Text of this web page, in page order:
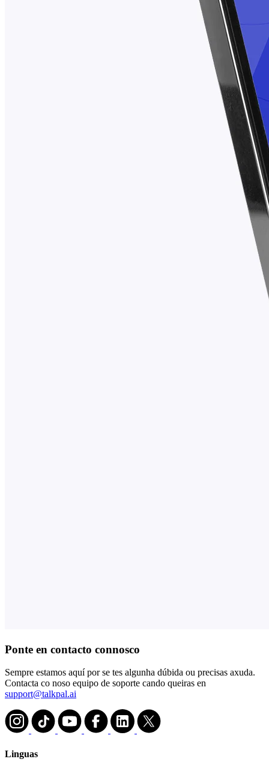
Ponte en contacto connosco
Sempre estamos aquí por se tes algunha dúbida ou precisas axuda.
Contacta co noso equipo de soporte cando queiras en
support@talkpal.ai
Linguas